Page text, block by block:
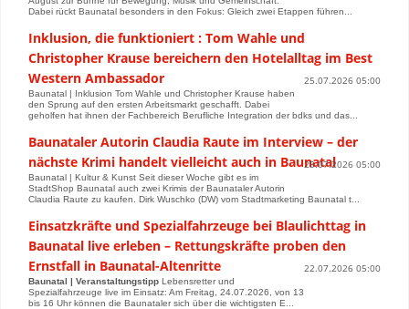
Dabei rückt Baunatal besonders in den Fokus: Gleich zwei Etappen führen...
Inklusion, die funktioniert : Tom Wahle und
Christopher Krause bereichern den Hotelalltag im Best
Western Ambassador
25.07.2026 05:00
Baunatal | Inklusion Tom Wahle und Christopher Krause haben
den Sprung auf den ersten Arbeitsmarkt geschafft. Dabei
geholfen hat ihnen der Fachbereich Berufliche Integration der bdks und das...
Baunataler Autorin Claudia Raute im Interview – der
nächste Krimi handelt vielleicht auch in Baunatal23.07.2026 05:00
Baunatal | Kultur & Kunst Seit dieser Woche gibt es im
StadtShop Baunatal auch zwei Krimis der Baunataler Autorin
Claudia Raute zu kaufen. Dirk Wuschko (DW) vom Stadtmarketing Baunatal t...
Einsatzkräfte und Spezialfahrzeuge bei Blaulichttag in
Baunatal live erleben – Rettungskräfte proben den
Ernstfall in Baunatal-Altenritte
22.07.2026 05:00
Baunatal | Veranstaltungstipp Lebensretter und
Spezialfahrzeuge live im Einsatz: Am Freitag, 24.07.2026, von 13
bis 16 Uhr können die Baunataler sich über die wichtigsten E...